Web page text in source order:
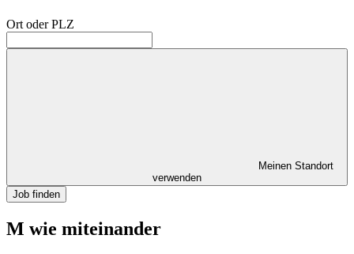
Ort oder PLZ
Meinen Standort
verwenden
Job finden
M wie miteinander